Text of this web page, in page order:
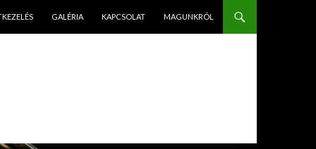
GALÉRIA KAPCSOLAT MAGUNKRÓL